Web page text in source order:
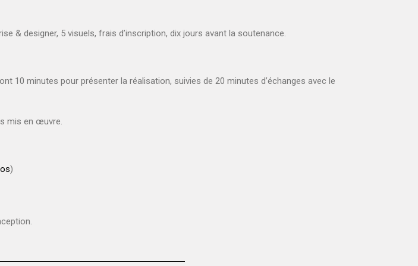
& designer, 5 visuels, frais d’inscription, dix jours avant la soutenance.
10 minutes pour présenter la réalisation, suivies de 20 minutes d’échanges avec le
mis en œuvre.
)